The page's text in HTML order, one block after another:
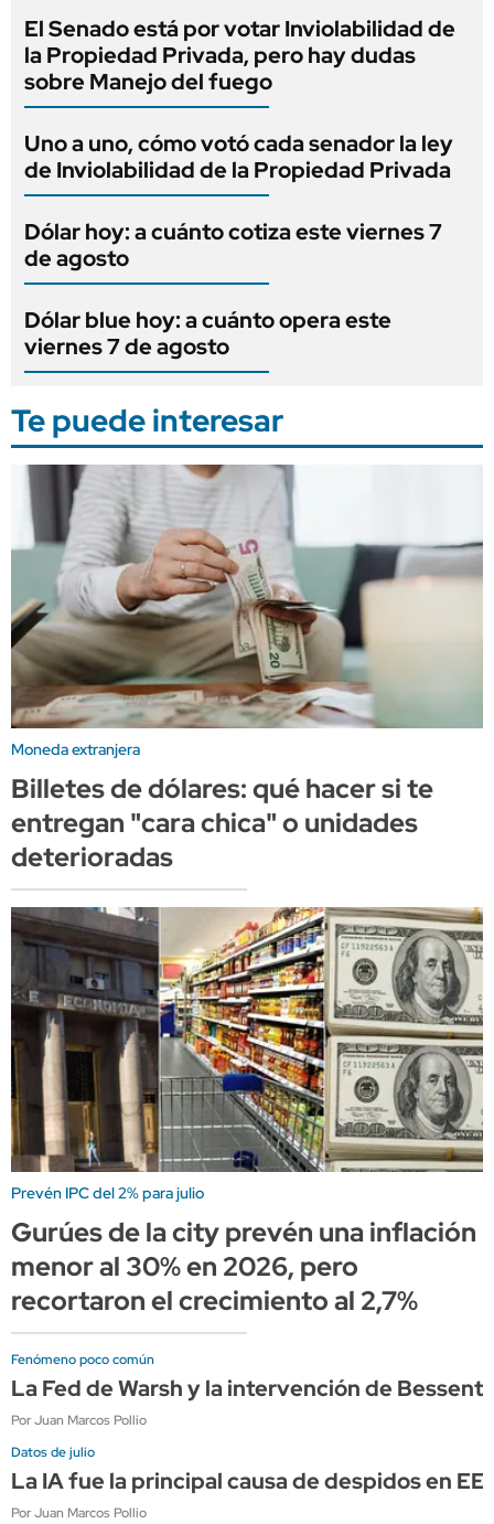
El Senado está por votar Inviolabilidad de
la Propiedad Privada, pero hay dudas
sobre Manejo del fuego
Uno a uno, cómo votó cada senador la ley
de Inviolabilidad de la Propiedad Privada
Dólar hoy: a cuánto cotiza este viernes 7
de agosto
Dólar blue hoy: a cuánto opera este
viernes 7 de agosto
Te puede interesar
Moneda extranjera
Billetes de dólares: qué hacer si te
entregan "cara chica" o unidades
deterioradas
Prevén IPC del 2% para julio
Gurúes de la city prevén una inflación
menor al 30% en 2026, pero
recortaron el crecimiento al 2,7%
Fenómeno poco común
La Fed de Warsh y la intervención de
Por Juan Marcos Pollio
Datos de julio
La IA fue la principal causa de despidos en
Por Juan Marcos Pollio